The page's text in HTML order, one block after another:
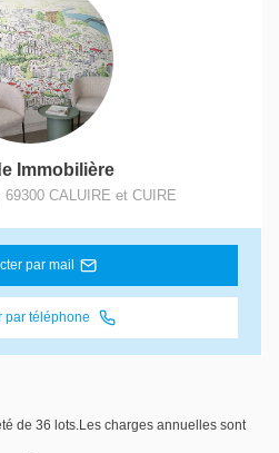
Immobilière
69300 CALUIRE et CUIRE
par mail
par téléphone
de 36 lots.Les charges annuelles sont